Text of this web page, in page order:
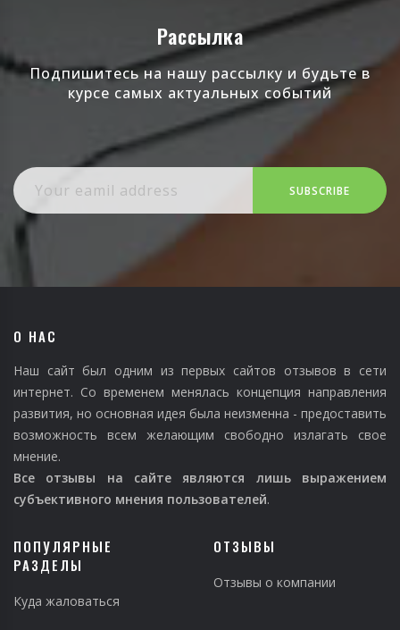
Рассылка
Подпишитесь на нашу рассылку и будьте в
курсе самых актуальных событий
SUBSCRIBE
О НАС
Наш сайт был одним из первых сайтов отзывов в сети
интернет. Со временем менялась концепция направления
развития, но основная идея была неизменна - предоставить
возможность всем желающим свободно излагать свое
мнение.
Все отзывы на сайте являются лишь выражением
субъективного мнения пользователей.
ПОПУЛЯРНЫЕ
РАЗДЕЛЫ
Куда жаловаться
ОТЗЫВЫ
Отзывы о компании